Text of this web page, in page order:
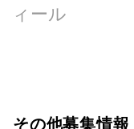
ィール
その他募集情報